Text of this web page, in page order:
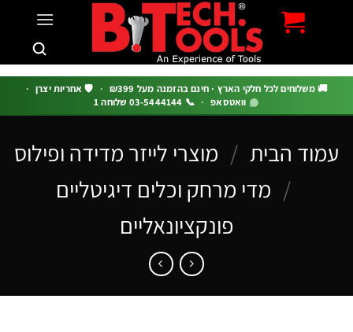
משלוחים לכל חלקי הארץ · חינם בהזמנה מעל ₪399 · 🛡️ אחריות יצרן ·
וואטסאפ · 📞 03-5444144 שלוחה 1
הבית /
מוצרי לייזר מדידה ופילוס
מדי מרחק וכלים דיגיטליים
פונקציונאליים